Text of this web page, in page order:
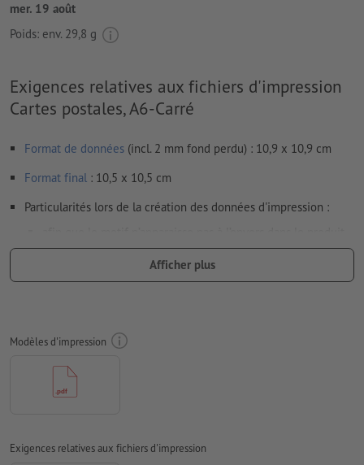
mer. 19 août
Poids: env. 29,8 g
Exigences relatives aux fichiers d'impression
Cartes postales, A6-Carré
Format de données (incl. 2 mm fond perdu) : 10,9 x 10,9 cm
Format final : 10,5 x 10,5 cm
Particularités lors de la création des données d'impression :
d'impression fini, veuillez tenir compte dusens de lecture
dans les données d’impression
de fond perdu
importantes à une distance de min. 4 mm du format final
Les polices de caractères
doivent être vectorisés
papiers couchés, FOGRA52 (PSO Uncoated v3 FOGRA52) pour
Afficher plus
Modèles d'impression
Exigences relatives aux fichiers d'impression